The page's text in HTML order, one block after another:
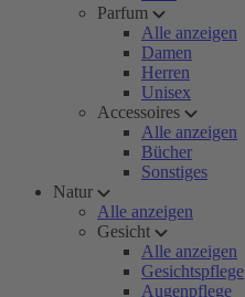
Parfum
Alle anzeigen
Damen
Herren
Unisex
Accessoires
Alle anzeigen
Bücher
Sonstiges
Natur
Alle anzeigen
Gesicht
Alle anzeigen
Gesichtspflege
Augenpflege